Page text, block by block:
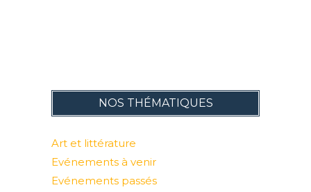
NOS THÉMATIQUES
Art et littérature
Evénements à venir
Evénements passés